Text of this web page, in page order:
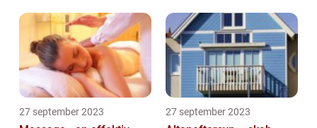
27 september 2023 27 september 2023